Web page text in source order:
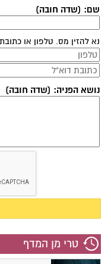
שם: (שדה חובה)
נא להזין מס. טלפון או
נושא הפניה: (שדה חובה)
טרי מן המדף